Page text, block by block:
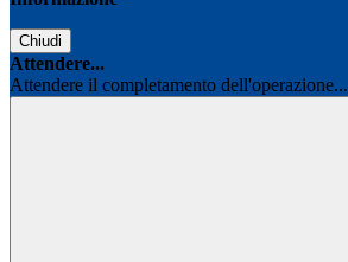
Chiudi
Attendere...
Attendere il completamento dell'operazione...